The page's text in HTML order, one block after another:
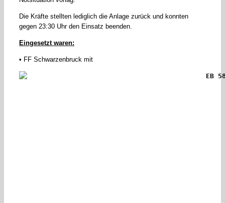
Die Kräfte stellten lediglich die Anlage zurück und konnten
gegen 23:30 Uhr den Einsatz beenden.
Eingesetzt waren:
• FF Schwarzenbruck mit
EB